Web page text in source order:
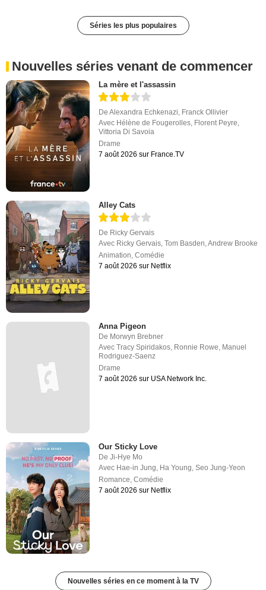
Séries les plus populaires
Nouvelles séries venant de commencer
La mère et l'assassin
DeAlexandra Echkenazi, Franck Ollivier
Avec Hélène de Fougerolles, Florent Peyre,
Vittoria Di Savoia
Drame
7 août 2026 sur France.TV
Alley Cats
De Ricky Gervais
Avec Ricky Gervais,Tom Basden,Andrew Brooke
Animation,Comédie
7 août 2026 sur Netflix
Anna Pigeon
De Morwyn Brebner
AvecTracy Spiridakos Ronnie Rowe Manuel
Rodriguez-Saenz
Drame
7 août 2026 sur USA Network Inc.
Our Sticky Love
DeJi-Hye Mo
Avec Hae-in Jung, Ha Young,Seo Jung-Yeon
Romance,Comédie
7 août 2026 sur Netflix
Nouvelles séries en ce moment à la TV